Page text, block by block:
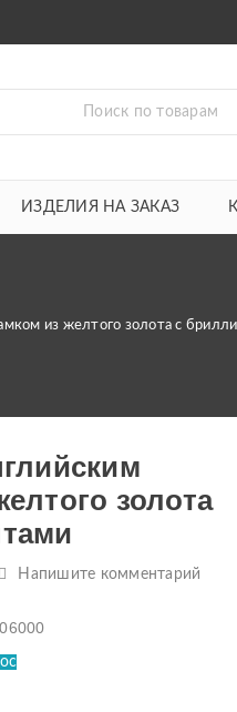
ИЗДЕЛИЯ НА ЗАКАЗ
из желтого золота с
золота
Напишите комментарий